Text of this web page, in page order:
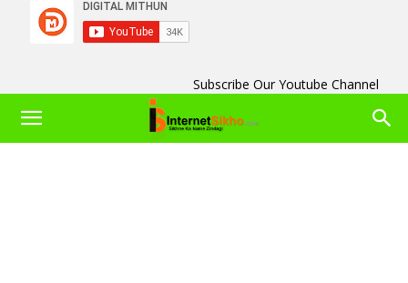
Subscribe Our Youtube Channel